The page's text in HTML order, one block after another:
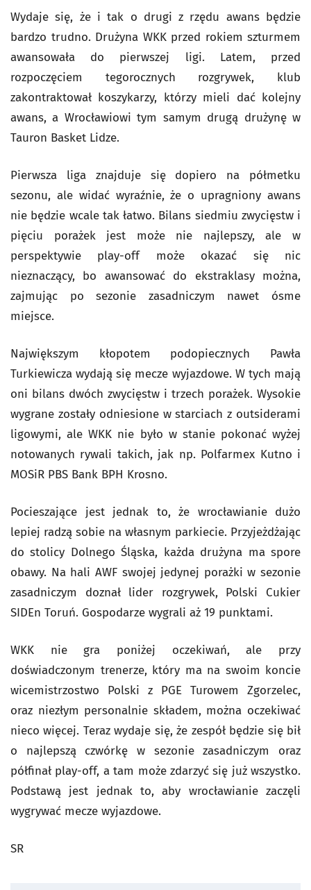
Wydaje się, że i tak o drugi z rzędu awans będzie
bardzo trudno. Drużyna WKK przed rokiem szturmem
awansowała do pierwszej ligi. Latem, przed
rozpoczęciem tegorocznych rozgrywek, klub
zakontraktował koszykarzy, którzy mieli dać kolejny
awans, a Wrocławiowi tym samym drugą drużynę w
Tauron Basket Lidze.
Pierwsza liga znajduje się dopiero na półmetku
sezonu, ale widać wyraźnie, że o upragniony awans
nie będzie wcale tak łatwo. Bilans siedmiu zwycięstw i
pięciu porażek jest może nie najlepszy, ale w
perspektywie play-off może okazać się nic
nieznaczący, bo awansować do ekstraklasy można,
zajmując po sezonie zasadniczym nawet ósme
miejsce.
Największym kłopotem podopiecznych Pawła
Turkiewicza wydają się mecze wyjazdowe. W tych mają
oni bilans dwóch zwycięstw i trzech porażek. Wysokie
wygrane zostały odniesione w starciach z outsiderami
ligowymi, ale WKK nie było w stanie pokonać wyżej
notowanych rywali takich, jak np. Polfarmex Kutno i
MOSiR PBS Bank BPH Krosno.
Pocieszające jest jednak to, że wrocławianie dużo
lepiej radzą sobie na własnym parkiecie. Przyjeżdżając
do stolicy Dolnego Śląska, każda drużyna ma spore
obawy. Na hali AWF swojej jedynej porażki w sezonie
zasadniczym doznał lider rozgrywek, Polski Cukier
SIDEn Toruń. Gospodarze wygrali aż 19 punktami.
WKK nie gra poniżej oczekiwań, ale przy
doświadczonym trenerze, który ma na swoim koncie
wicemistrzostwo Polski z PGE Turowem Zgorzelec,
oraz niezłym personalnie składem, można oczekiwać
nieco więcej. Teraz wydaje się, że zespół będzie się bił
o najlepszą czwórkę w sezonie zasadniczym oraz
półfinał play-off, a tam może zdarzyć się już wszystko.
Podstawą jest jednak to, aby wrocławianie zaczęli
wygrywać mecze wyjazdowe.
SR